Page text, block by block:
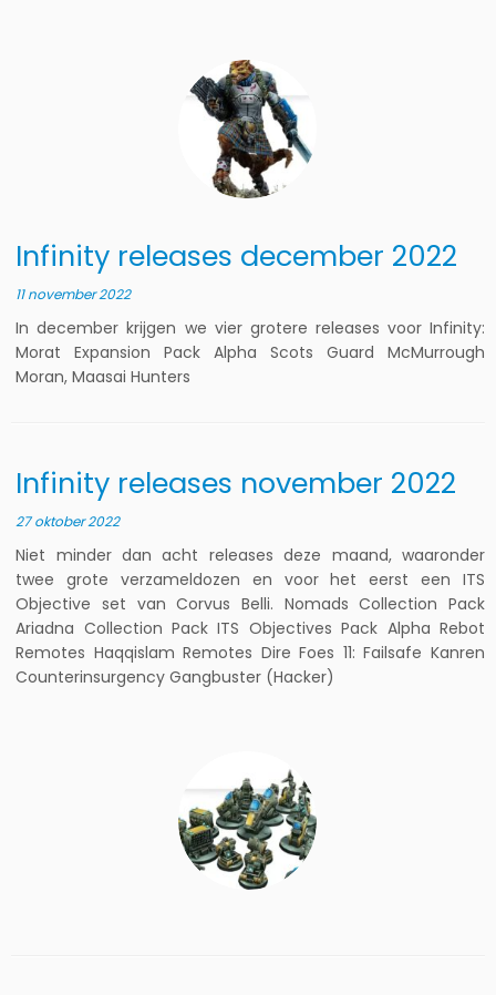
Infinity releases december 2022
11 november 2022
In december krijgen we vier grotere releases voor Infinity:
Morat Expansion Pack Alpha Scots Guard McMurrough
Moran, Maasai Hunters
Infinity releases november 2022
27 oktober 2022
Niet minder dan acht releases deze maand, waaronder
twee grote verzameldozen en voor het eerst een ITS
Objective set van Corvus Belli. Nomads Collection Pack
Ariadna Collection Pack ITS Objectives Pack Alpha Rebot
Remotes Haqqislam Remotes Dire Foes 11: Failsafe Kanren
Counterinsurgency Gangbuster (Hacker)